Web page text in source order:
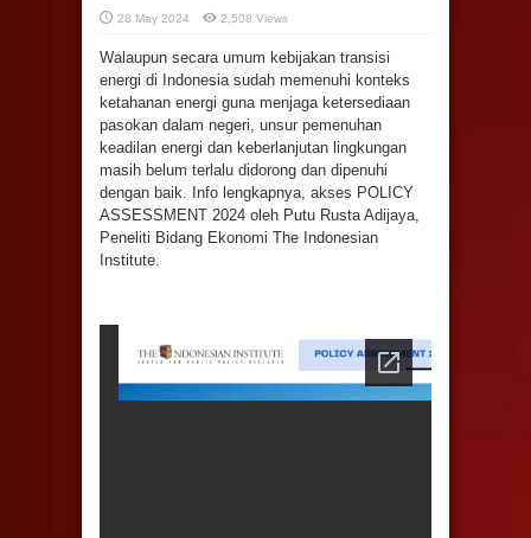
28 May 2024 2,508 Views
Walaupun secara umum kebijakan transisi
energi di Indonesia sudah memenuhi konteks
ketahanan energi guna menjaga ketersediaan
pasokan dalam negeri, unsur pemenuhan
keadilan energi dan keberlanjutan lingkungan
masih belum terlalu didorong dan dipenuhi
dengan baik. Info lengkapnya, akses POLICY
ASSESSMENT 2024 oleh Putu Rusta Adijaya,
Peneliti Bidang Ekonomi The Indonesian
Institute.